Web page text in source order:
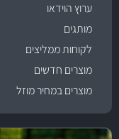
ערוץ הוידאו
מותגים
לקוחות ממליצים
מוצרים חדשים
מוצרים במחיר מוזל